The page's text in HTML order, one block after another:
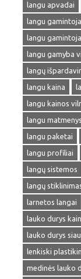
langu apvadai
langu
langu
langu gamyba
langų
langu kaina
langu kainos
langu matmenys
langu paketai
langu profiliai
langų sistemos
langų
larnetos langai
lauko durys
lauko durys
lenkiski
medinės lauko